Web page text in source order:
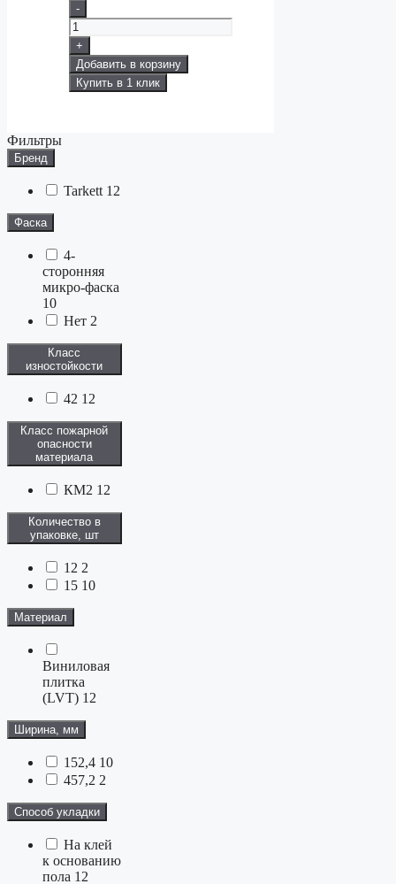
-
+
Добавить в корзину
Купить в 1 клик
Фильтры
Бренд
Tarkett 12
Фаска
4-
сторонняя
микро-фаска
10
Нет 2
Класс
изностойкости
42 12
Класс пожарной
опасности
материала
КМ2 12
Количество в
упаковке, шт
12 2
15 10
Материал
Виниловая
плитка
(LVT) 12
Ширина, мм
152,4 10
457,2 2
Способ укладки
На клей
к основанию
пола 12